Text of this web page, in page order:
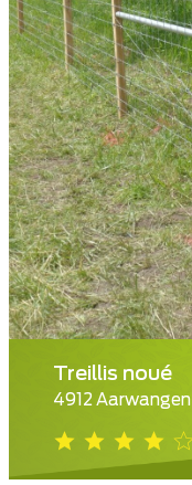
Treillis noué
4912 Aarwangen